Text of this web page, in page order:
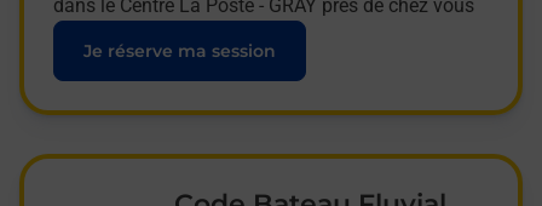
dans le Centre La Poste - GRAY près de chez vous
Je réserve ma session